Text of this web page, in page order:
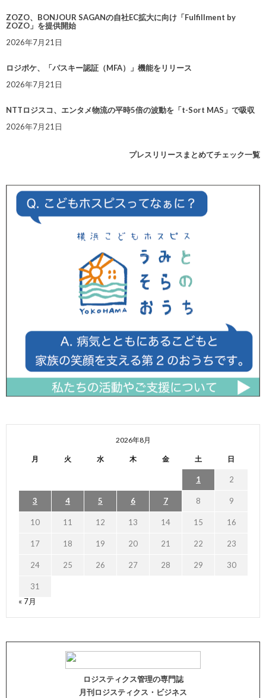
ZOZO、BONJOUR SAGANの自社EC拡大に向け「Fulfillment by
ZOZO」を提供開始
2026年7月21日
ロジポケ、「パスキー認証（MFA）」機能をリリース
2026年7月21日
NTTロジスコ、エンタメ物流の平時5倍の波動を「t-Sort MAS」で吸収
2026年7月21日
プレスリリースまとめてチェック一覧
2026年8月
月 火 水 木 金 土 日
1 2
3 4 5 6 7 8 9
10 11 12 13 14 15 16
17 18 19 20 21 22 23
24 25 26 27 28 29 30
31
« 7月
ロジスティクス管理の専門誌
月刊ロジスティクス・ビジネス